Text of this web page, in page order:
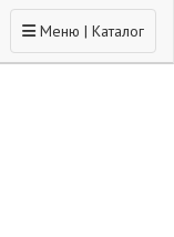
Toggle navigation
Меню | Каталог